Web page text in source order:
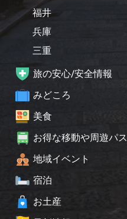
福井
兵庫
三重
旅の安心/安全情報
みどころ
美食
お得な移動や周遊パス
地域イベント
宿泊
お土産